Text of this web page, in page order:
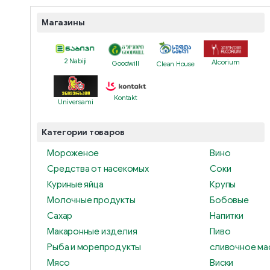
Магазины
2 Nabiji Goodwill Clean House Alcorium
Universami
Kontakt
Категории товаров
Мороженое
Вино
Средства от насекомых
Соки
Куриные яйца
Крупы
Молочные продукты
Бобовые
Сахар
Напитки
Макаронные изделия
Пиво
Рыба и морепродукты
сливочное
Мясо
Виски